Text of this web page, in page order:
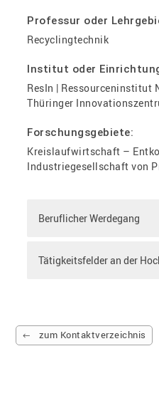
Professur oder
Recyclingtechnik
Institut oder
ResIn | Ressourceninstitut
Thüringer
Forschungsgebiete:
Kreislaufwirtschaft –
Industriegesellschaft von
Beruflicher Werdegang
Tätigkeitsfelder an der
zum Kontaktverzeichnis